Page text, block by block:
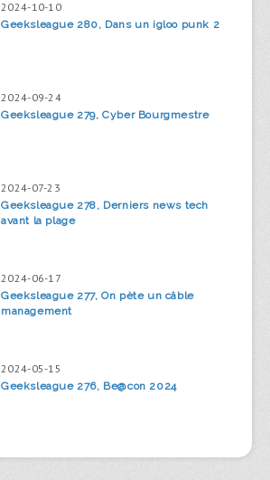
2024-10-10
Geeksleague 280, Dans un igloo punk 2
2024-09-24
Geeksleague 279, Cyber Bourgmestre
2024-07-23
Geeksleague 278, Derniers news tech
avant la plage
2024-06-17
Geeksleague 277, On pète un câble
management
2024-05-15
Geeksleague 276, Be@con 2024